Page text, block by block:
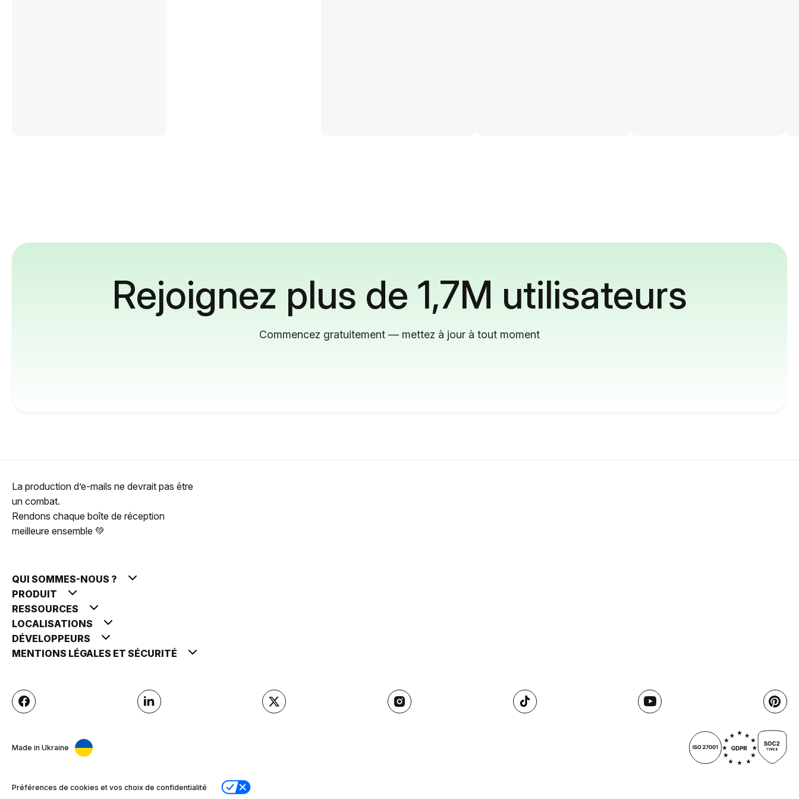
Rejoignez plus de 1,7M utilisateurs
Commencez gratuitement — mettez à jour à tout moment
La production d’e-mails ne devrait pas être
un combat.
Rendons chaque boîte de réception
meilleure ensemble 💚
QUI SOMMES-NOUS ?
PRODUIT
RESSOURCES
LOCALISATIONS
DÉVELOPPEURS
MENTIONS LÉGALES ET SÉCURITÉ
Made in Ukraine
Préférences de cookies et vos choix de confidentialité